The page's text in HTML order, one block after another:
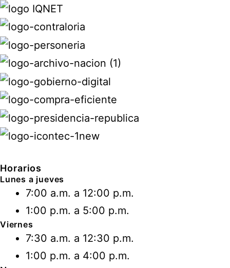
Horarios
Lunes a jueves
7:00 a.m. a 12:00 p.m.
1:00 p.m. a 5:00 p.m.
Viernes
7:30 a.m. a 12:30 p.m.
1:00 p.m. a 4:00 p.m.